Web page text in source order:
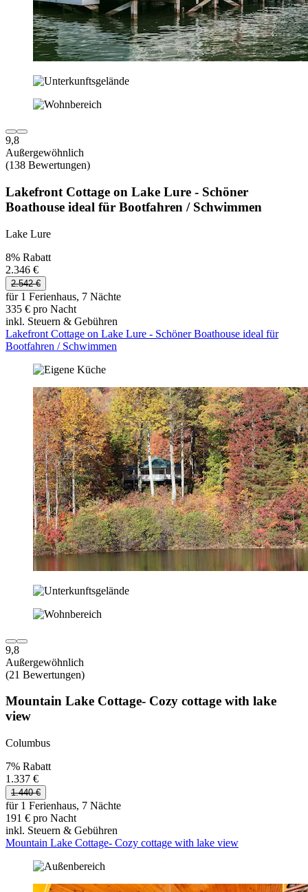
9,8
Außergewöhnlich
(138 Bewertungen)
Lakefront Cottage on Lake Lure - Schöner
Boathouse ideal für Bootfahren / Schwimmen
Lake Lure
8% Rabatt
2.346 €
2.542 €
für 1 Ferienhaus, 7 Nächte
335 € pro Nacht
inkl. Steuern & Gebühren
Lakefront Cottage on Lake Lure - Schöner Boathouse ideal für
Bootfahren / Schwimmen
9,8
Außergewöhnlich
(21 Bewertungen)
Mountain Lake Cottage- Cozy cottage with lake
view
Columbus
7% Rabatt
1.337 €
1.440 €
für 1 Ferienhaus, 7 Nächte
191 € pro Nacht
inkl. Steuern & Gebühren
Mountain Lake Cottage- Cozy cottage with lake view